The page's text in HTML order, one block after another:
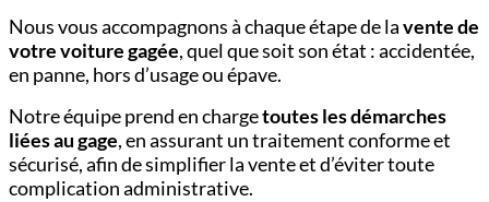
Nous vous accompagnons à chaque étape de lavente de
votre voiture gagée, quel que soit son état : accidentée,
en panne, hors d’usage ou épave.
Notre équipe prend en chargetoutes les démarches
liées au gage, en assurant un traitement conforme et
sécurisé, afin de simplifier la vente et d’éviter toute
complication administrative.